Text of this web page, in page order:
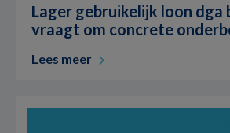
Lager gebruikelijk loon dga
vraagt om concrete
Lees meer